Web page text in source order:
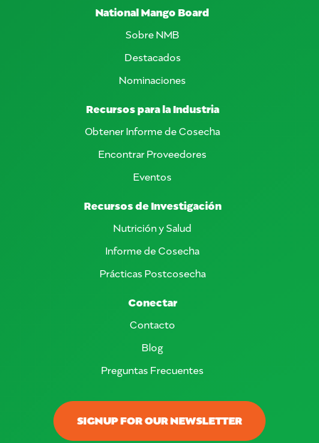
SIGNUP FOR OUR NEWSLETTER
National Mango Board
Sobre NMB
Destacados
Nominaciones
Recursos para la Industria
Obtener Informe de Cosecha
Encontrar Proveedores
Eventos
Recursos de Investigación
Nutrición y Salud
Informe de Cosecha
Prácticas Postcosecha
Conectar
Contacto
Blog
Preguntas Frecuentes